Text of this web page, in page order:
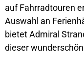
auf Fahrradtouren
Auswahl an
bietet Admiral
dieser